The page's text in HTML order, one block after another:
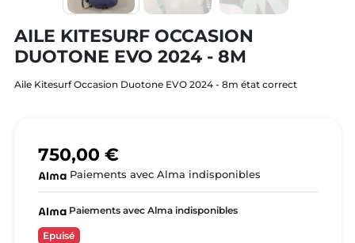
AILE KITESURF OCCASION
DUOTONE EVO 2024 - 8M
Aile Kitesurf Occasion Duotone EVO 2024 - 8m état correct
750,00 €
Paiements avec Alma indisponibles
Paiements avec Alma indisponibles
Epuisé